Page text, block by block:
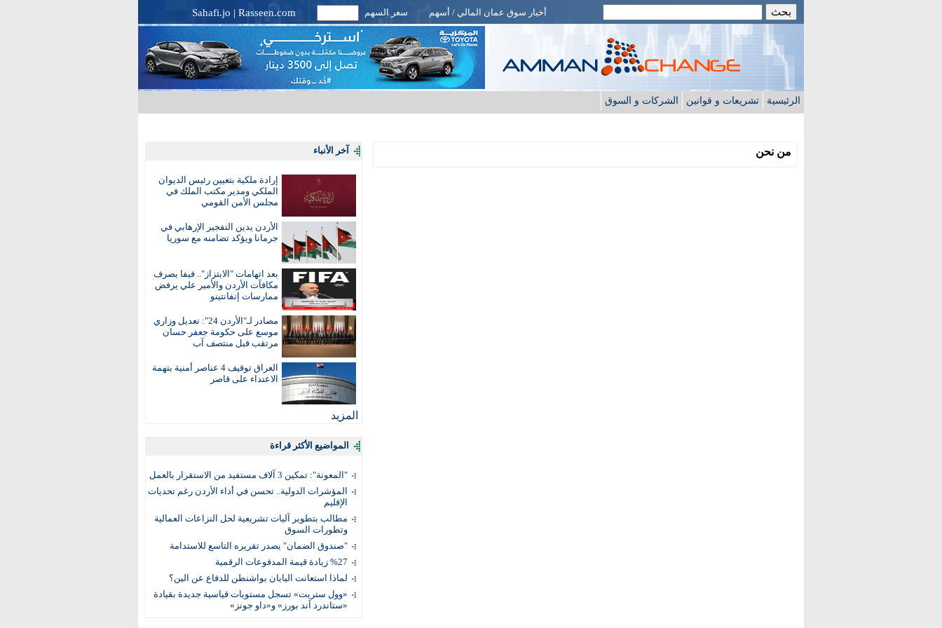
أخبار سوق عمان المالي / أسهم سعر السهم Sahafi.jo | Rasseen.com
الرئيسية تشريعات و قوانين الشركات و السوق
آخر الأنباء
إرادة ملكية بتعيين رئيس الديوان
الملكي ومدير مكتب الملك في
مجلس الأمن القومي
الأردن يدين التفجير الإرهابي في
جرمانا ويؤكد تضامنه مع سوريا
بعد اتهامات "الابتزاز".. فيفا يصرف
مكافآت الأردن والأمير علي يرفض
ممارسات إنفانتينو
مصادر لـ"الأردن 24": تعديل وزاري
موسع على حكومة جعفر حسان
مرتقب قبل منتصف آب
العراق توقيف 4 عناصر أمنية بتهمة
الاعتداء على قاصر
المزيد
المواضيع الأكثر قراءة
"المعونة": تمكين 3 آلاف مستفيد من الاستقرار بالعمل
المؤشرات الدولية.. تحسن في أداء الأردن رغم تحديات
الإقليم
مطالب بتطوير آليات تشريعية لحل النزاعات العمالية
وتطورات السوق
"صندوق الضمان" يصدر تقريره التاسع للاستدامة
%27 زيادة قيمة المدفوعات الرقمية
لماذا استعانت اليابان بواشنطن للدفاع عن الين؟
«وول ستريت» تسجل مستويات قياسية جديدة بقيادة
«ستاندرد آند بورز» و«داو جونز»
من نحن